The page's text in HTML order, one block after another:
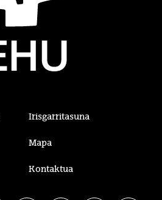
Irisgarritasuna
Mapa
Kontaktua